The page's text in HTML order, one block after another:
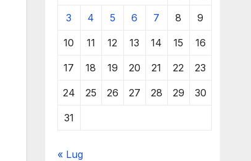
3 4 5 6 7 8 9
10 11 12 13 14 15 16
17 18 19 20 21 22 23
24 25 26 27 28 29 30
31
« Lug